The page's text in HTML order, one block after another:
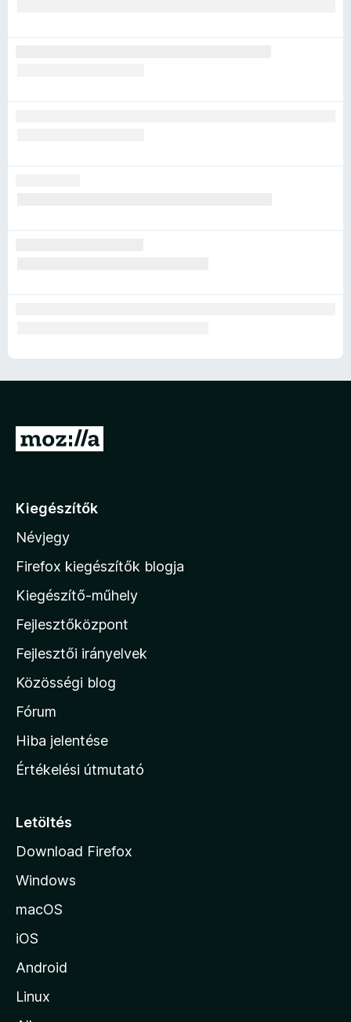
U
á
a
M
z
i
l
a
h
o
l
p
á
r
Kiegészítők
Névjegy
Firefox kiegészítők blogja
Kiegészítő-műhely
Fejlesztőközpont
Fejlesztői irányelvek
Közösségi blog
Fórum
Hiba jelentése
Értékelési útmutató
Letöltés
Download Firefox
Windows
macOS
iOS
Android
Linux